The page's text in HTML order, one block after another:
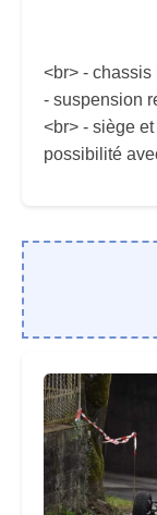
<br> - chassis
- suspension
<br> - siège
possibilité